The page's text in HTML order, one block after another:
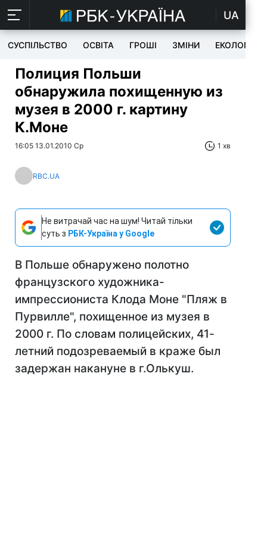
UA
СУСПІЛЬСТВО ОСВІТА ГРОШІ ЗМІНИ ЕКОЛОГІЯ
Полиция Польши
обнаружила похищенную из
музея в 2000 г. картину
К.Моне
16:05 13.01.2010 Ср 1 хв
RBC.UA
Не витрачай час на шум! Читай тільки
суть з РБК-Україна у Google
В Польше обнаружено полотно
французского художника-
импрессиониста Клода Моне "Пляж в
Пурвилле", похищенное из музея в
2000 г. По словам полицейских, 41-
летний подозреваемый в краже был
задержан накануне в г.Олькуш.